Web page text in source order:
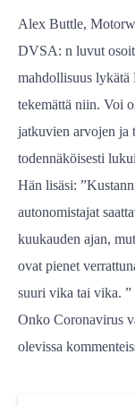
Alex Buttle,
DVSA: n luvut
mahdollisuus lykätä
tekemättä niin. Voi
jatkuvien arvojen ja
todennäköisesti
Hän lisäsi:
autonomistajat
kuukauden ajan,
ovat pienet
suuri vika tai vika. ”
Onko Coronavirus
olevissa